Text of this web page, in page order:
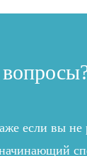
если вы не